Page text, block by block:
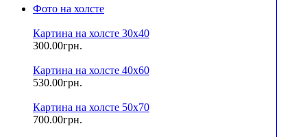
Фото на холсте
Картина на холсте 30х40
300.00грн.
Картина на холсте 40х60
530.00грн.
Картина на холсте 50х70
700.00грн.